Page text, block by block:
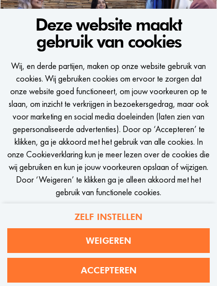
Deze website maakt
gebruik van cookies
Wij, en derde partijen, maken op onze website gebruik van
cookies. Wij gebruiken cookies om ervoor te zorgen dat
onze website goed functioneert, om jouw voorkeuren op te
slaan, om inzicht te verkrijgen in bezoekersgedrag, maar ook
voor marketing en social media doeleinden (laten zien van
gepersonaliseerde advertenties). Door op ‘Accepteren’ te
klikken, ga je akkoord met het gebruik van alle cookies. In
onze Cookieverklaring kun je meer lezen over de cookies die
wij gebruiken en kun je jouw voorkeuren opslaan of wijzigen.
Door ‘Weigeren’ te klikken ga je alleen akkoord met het
gebruik van functionele cookies.
ZELF INSTELLEN
WEIGEREN
ACCEPTEREN
WE WOULD LIKE
TO KEEP IN TOUCH
Een seintje krijgen zodra er een passende vacature is?
STEL JOB ALERT IN
Privacy
Cookies
WE Fashion